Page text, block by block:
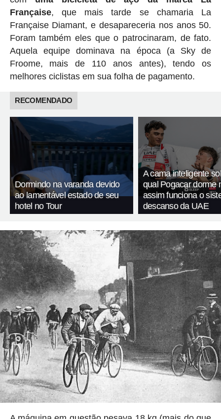
Française, que mais tarde se chamaria La
Française Diamant, e desapareceria nos anos 50.
Foram também eles que o patrocinaram, de fato.
Aquela equipe dominava na época (a Sky de
Froome, mais de 110 anos antes), tendo os
melhores ciclistas em sua folha de pagamento.
RECOMENDADO
Dormindo na varanda devido
ao lamentável estado de seu
hotel no Tour
A cama inteligente
qual Pogacar dorme
assim funciona o
descanso da UAE